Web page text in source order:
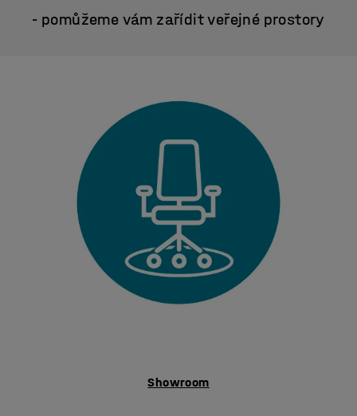
- pomůžeme vám zařídit veřejné prostory
Showroom